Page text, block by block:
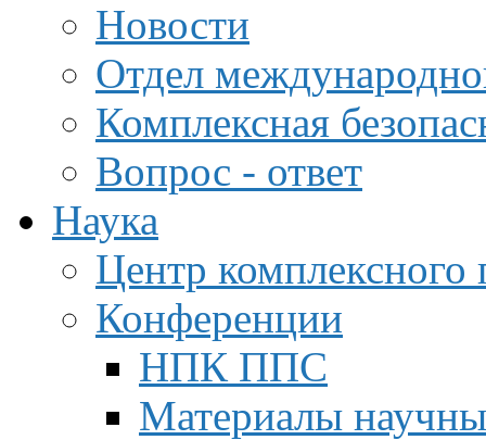
Новости
Отдел
Комплексная
Вопрос - ответ
Наука
Центр
Конференции
НПК ППС
Материалы